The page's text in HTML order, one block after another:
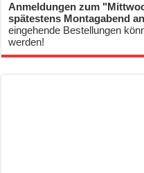
Anmeldungen zum
spätestens Montagabend
eingehende Bestellungen
werden!